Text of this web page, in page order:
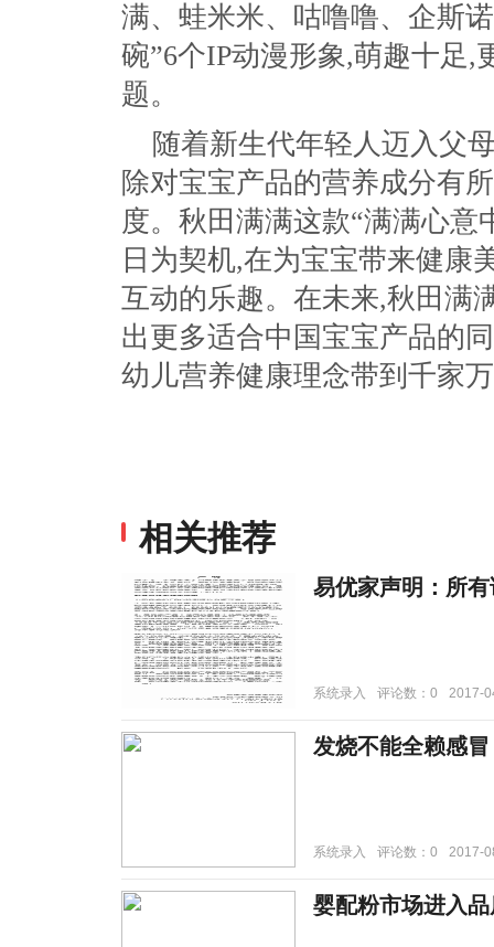
满、蛙米米、咕噜噜、企斯
碗”6个IP动漫形象,萌趣十足,
题。
随着新生代年轻人迈入父
除对宝宝产品的营养成分有
度。秋田满满这款“满满心意
日为契机,在为宝宝带来健康
互动的乐趣。在未来,秋田满
出更多适合中国宝宝产品的
幼儿营养健康理念带到千家
相关推荐
易优家声明：所
系统录入 评论数：0 2017-
发烧不能全赖感
系统录入 评论数：0 2017-
婴配粉市场进入